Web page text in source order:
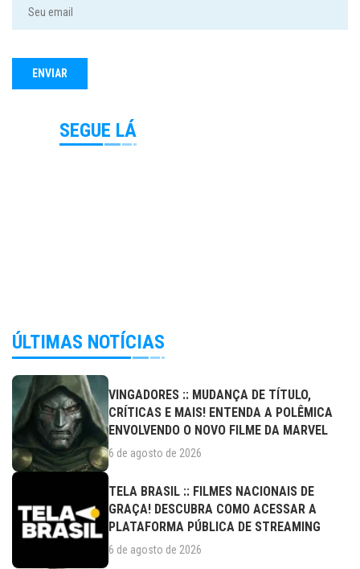
SEGUE LÁ
ÚLTIMAS NOTÍCIAS
VINGADORES :: MUDANÇA DE TÍTULO,
CRÍTICAS E MAIS! ENTENDA A POLÊMICA
ENVOLVENDO O NOVO FILME DA MARVEL
6 de agosto de 2026
TELA BRASIL :: FILMES NACIONAIS DE
GRAÇA! DESCUBRA COMO ACESSAR A
PLATAFORMA PÚBLICA DE STREAMING
6 de agosto de 2026